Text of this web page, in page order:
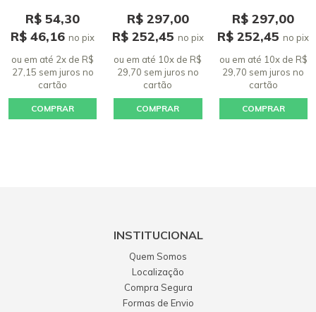
R$ 54,30
R$ 46,16no pix
ou em até 2x de R$
27,15 sem juros no
cartão
COMPRAR
R$ 297,00
R$ 252,45 no pix
ou em até 10x de R$
29,70 sem juros no
cartão
COMPRAR
R$ 297,00
R$ 252,45no pix
ou em até 10x de R$
29,70 sem jurosno
cartão
COMPRAR
INSTITUCIONAL
Quem Somos
Localização
Compra Segura
Formas de Envio